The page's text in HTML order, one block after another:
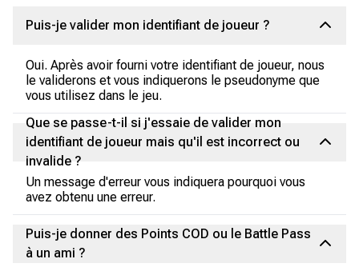
Puis-je valider mon identifiant de joueur ?
Oui. Après avoir fourni votre identifiant de joueur, nous
le validerons et vous indiquerons le pseudonyme que
vous utilisez dans le jeu.
Que se passe-t-il si j'essaie de valider mon
identifiant de joueur mais qu'il est incorrect ou
invalide ?
Un message d'erreur vous indiquera pourquoi vous
avez obtenu une erreur.
Puis-je donner des Points COD ou le Battle Pass
à un ami ?